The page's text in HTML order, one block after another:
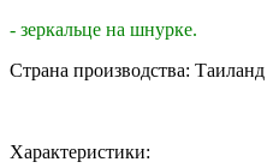
- зеркальце на шнурке.
Страна производства: Таиланд
Характеристики: